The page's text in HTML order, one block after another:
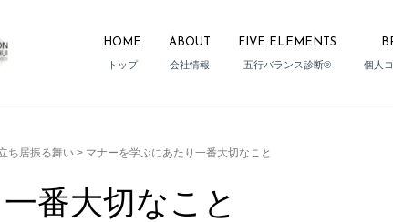
HOME
トップ
ABOUT
会社情報
FIVE ELEMENTS
五行バランス診断® 個人
ち居振る舞い > マナーを学ぶにあたり一番大切なこと
番大切なこと